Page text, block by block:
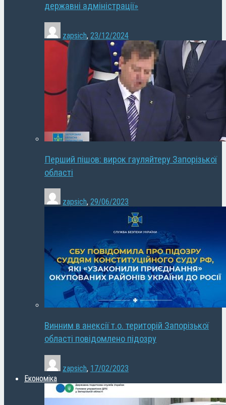
державні адміністрації»
zapsich, 23/12/2024
Перший пішов: вирок гауляйтеру Запорізької
області
zapsich, 29/06/2023
Винним в анексії т.о. територій Запорізької
області повідомлено підозру
zapsich, 17/02/2023
Економіка